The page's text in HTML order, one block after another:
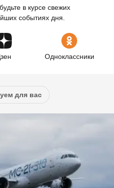
в курсе свежих
событиях дня.
Одноклассники
для вас